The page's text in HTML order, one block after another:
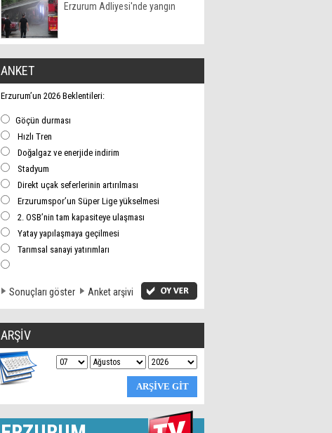
Erzurum Adliyesi'nde yangın
ANKET
Erzurum’un 2026 Beklentileri:
Göçün durması
Hızlı Tren
Doğalgaz ve enerjide indirim
Stadyum
Direkt uçak seferlerinin artırılması
Erzurumspor’un Süper Lige yükselmesi
2. OSB’nin tam kapasiteye ulaşması
Yatay yapılaşmaya geçilmesi
Tarımsal sanayi yatırımları
Sonuçları göster Anket arşivi
ARŞİV